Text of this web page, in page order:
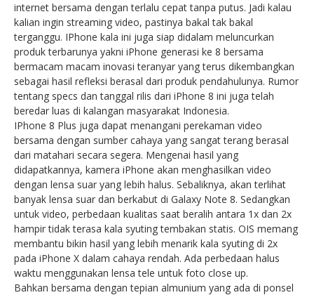
internet bersama dengan terlalu cepat tanpa putus. Jadi kalau
kalian ingin streaming video, pastinya bakal tak bakal
terganggu. IPhone kala ini juga siap didalam meluncurkan
produk terbarunya yakni iPhone generasi ke 8 bersama
bermacam macam inovasi teranyar yang terus dikembangkan
sebagai hasil refleksi berasal dari produk pendahulunya. Rumor
tentang specs dan tanggal rilis dari iPhone 8 ini juga telah
beredar luas di kalangan masyarakat Indonesia.
IPhone 8 Plus juga dapat menangani perekaman video
bersama dengan sumber cahaya yang sangat terang berasal
dari matahari secara segera. Mengenai hasil yang
didapatkannya, kamera iPhone akan menghasilkan video
dengan lensa suar yang lebih halus. Sebaliknya, akan terlihat
banyak lensa suar dan berkabut di Galaxy Note 8. Sedangkan
untuk video, perbedaan kualitas saat beralih antara 1x dan 2x
hampir tidak terasa kala syuting tembakan statis. OIS memang
membantu bikin hasil yang lebih menarik kala syuting di 2x
pada iPhone X dalam cahaya rendah. Ada perbedaan halus
waktu menggunakan lensa tele untuk foto close up.
Bahkan bersama dengan tepian almunium yang ada di ponsel